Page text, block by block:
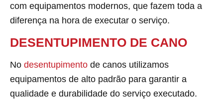
com equipamentos modernos, que fazem toda a
diferença na hora de executar o serviço.
DESENTUPIMENTO DE CANO
No desentupimento de canos utilizamos
equipamentos de alto padrão para garantir a
qualidade e durabilidade do serviço executado.